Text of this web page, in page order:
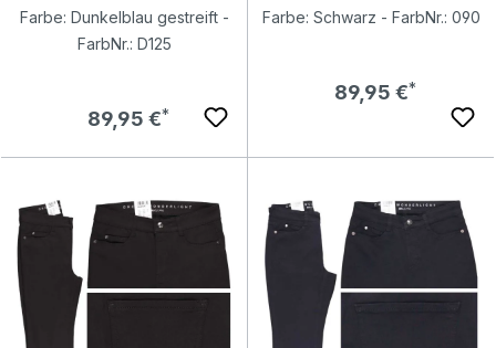
Farbe: Dunkelblau gestreift -
FarbNr.: D125
Regulärer Preis:
89,95 €
Farbe: Schwarz - FarbNr.: 090
Regulärer Preis:
89,95 €